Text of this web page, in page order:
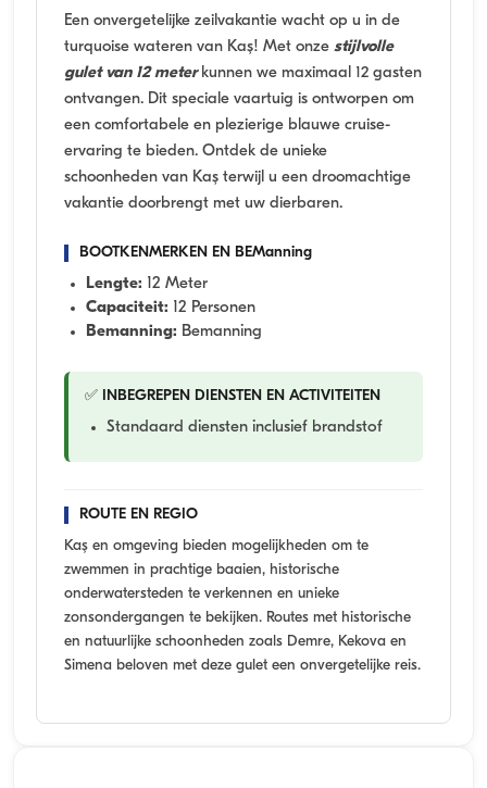
Een onvergetelijke zeilvakantie wacht op u in de
turquoise wateren van Kaş! Met onze stijlvolle
gulet van 12 meterkunnen we maximaal 12 gasten
ontvangen. Dit speciale vaartuig is ontworpen om
een comfortabele en plezierige blauwe cruise-
ervaring te bieden. Ontdek de unieke
schoonheden van Kaş terwijl u een droomachtige
vakantie doorbrengt met uw dierbaren.
BOOTKENMERKEN EN BEManning
Lengte: 12 Meter
Capaciteit: 12 Personen
Bemanning: Bemanning
✅ INBEGREPEN DIENSTEN EN ACTIVITEITEN
Standaard diensten inclusief brandstof
ROUTE EN REGIO
Kaş en omgeving bieden mogelijkheden om te
zwemmen in prachtige baaien, historische
onderwatersteden te verkennen en unieke
zonsondergangen te bekijken. Routes met historische
en natuurlijke schoonheden zoals Demre, Kekova en
Simena beloven met deze gulet een onvergetelijke reis.